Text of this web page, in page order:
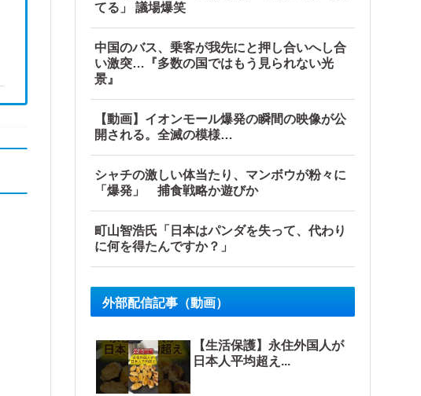
てる」 議場爆笑
中国のバス、乗客が我先にと押し合いへし合
い激突…『多数の国ではもう見られない光
景』
【動画】イオンモール爆発の瞬間の映像が公
開される。全滅の模様…
シャチの激しい体当たり、マンボウが粉々に
「爆発」 捕食戦略か遊びか
町山智浩氏「日本はパンダを失って、代わり
に何を得たんですか？」
外部配信記事（動画）
【生活保護】永住外国人が
日本人平均超え...